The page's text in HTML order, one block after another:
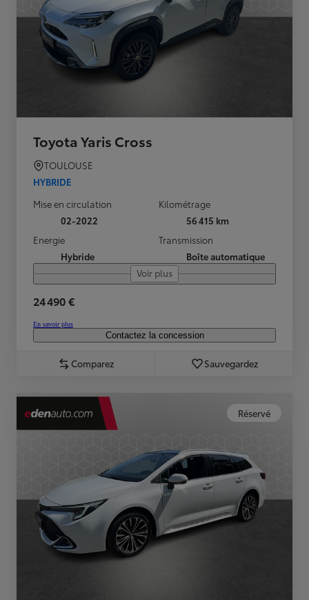
Toyota Yaris Cross
TOULOUSE
HYBRIDE
Mise en circulation
02-2022
Kilométrage
56 415 km
Energie
Hybride
Transmission
Boîte automatique
Voir plus
24 490 €
En savoir plus
Contactez la concession
Comparez Sauvegardez
Réservé